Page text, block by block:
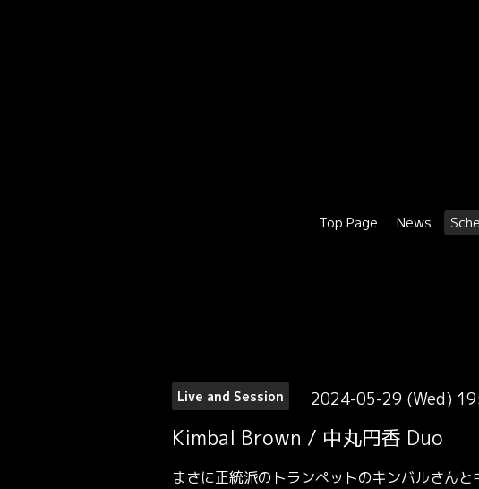
Top Page News
Live and Session 2024-05-29 (Wed)
Kimbal Brown / 中丸円香 Duo
まさに正統派のトランペットのキンバルさん